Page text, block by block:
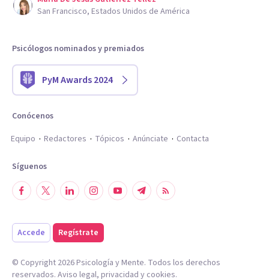
San Francisco, Estados Unidos de América
Psicólogos nominados y premiados
PyM Awards 2024
Conócenos
Equipo
Redactores Tópicos Anúnciate Contacta
Síguenos
Accede Regístrate
© Copyright 2026Psicología y Mente. Todos los derechos
reservados. Aviso legal, privacidad y cookies.